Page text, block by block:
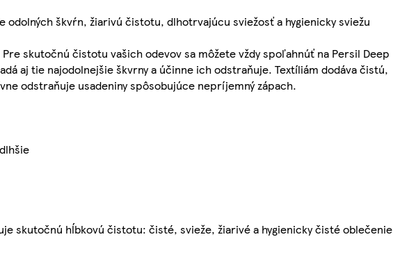
škvŕn, žiarivú čistotu, dlhotrvajúcu sviežosť a hygienicky sviežu
skutočnú čistotu vašich odevov sa môžete vždy spoľahnúť na Persil Deep
aj tie najodolnejšie škvrny a účinne ich odstraňuje. Textíliám dodáva čistú,
odstraňuje usadeniny spôsobujúce nepríjemný zápach.
skutočnú hĺbkovú čistotu: čisté, svieže, žiarivé a hygienicky čisté oblečenie